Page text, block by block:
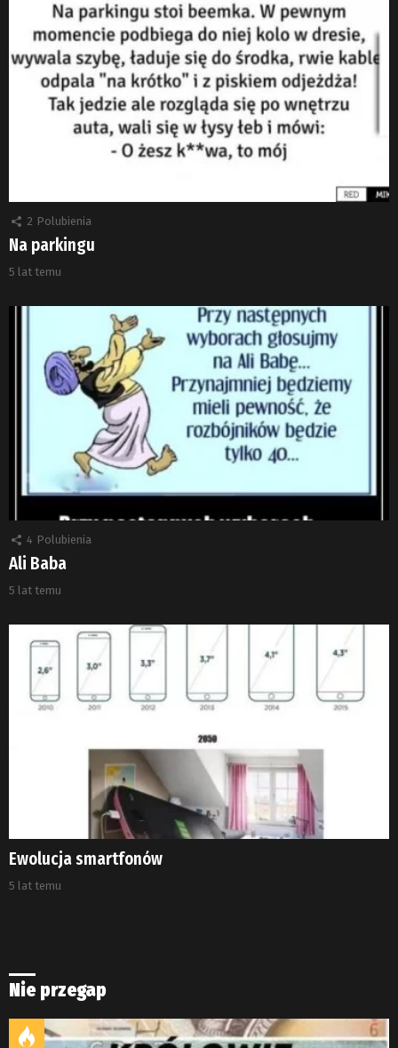
2 Polubienia
Na parkingu
5 lat temu
4 Polubienia
Ali Baba
5 lat temu
Ewolucja smartfonów
5 lat temu
Nie przegap